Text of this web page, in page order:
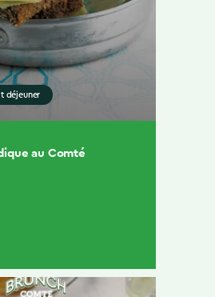
déjeuner
au Comté